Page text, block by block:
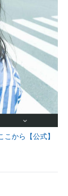
から【公式】